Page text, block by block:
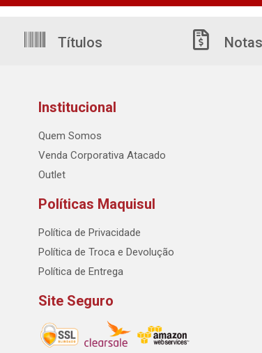
Títulos
Institucional
Quem Somos
Venda Corporativa Atacado
Outlet
Políticas Maquisul
Política de Privacidade
Política de Troca e Devolução
Política de Entrega
Site Seguro